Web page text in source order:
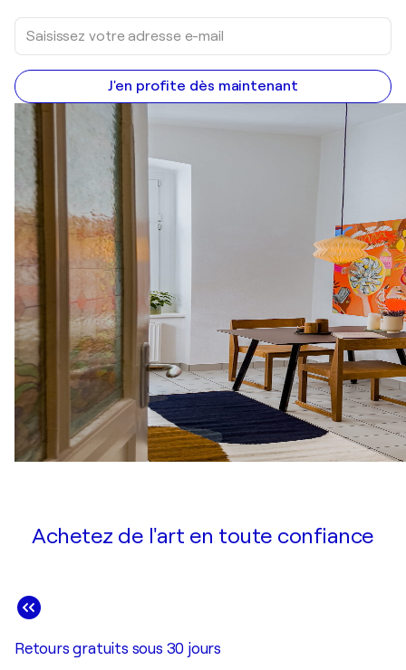
J'en profite dès maintenant
Achetez de l'art en toute confiance
Retours gratuits sous 30 jours